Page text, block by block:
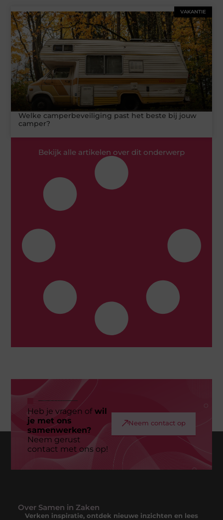
VAKANTIE
Welke camperbeveiliging past het beste bij jouw
camper?
Bekijk alle artikelen over dit onderwerp
Heb je vragen ofwil
je met ons
samenwerken?
Neem gerust
contact met ons op!
Neem contact op
Over Samen in Zaken
Verken inspiratie, ontdek nieuwe inzichten en lees